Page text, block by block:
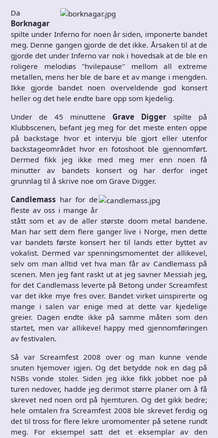
Da
Borknagar
spilte under Inferno for noen år siden, imponerte bandet
meg. Denne gangen gjorde de det ikke. Årsaken til at de
gjorde det under Inferno var nok i hovedsak at de ble en
roligere melodiøs "hvilepause" mellom all extreme
metallen, mens her ble de bare et av mange i mengden.
Ikke gjorde bandet noen overveldende god konsert
heller og det hele endte bare opp som kjedelig.
Under de 45 minuttene Grave Digger spilte på
Klubbscenen, befant jeg meg for det meste enten oppe
på backstage hvor et intervju ble gjort eller utenfor
backstageområdet hvor en fotoshoot ble gjennomført.
Dermed fikk jeg ikke med meg mer enn noen få
minutter av bandets konsert og har derfor inget
grunnlag til å skrive noe om Grave Digger.
Candlemass har for de
fleste av oss i mange år
stått som et av de aller største doom metal bandene.
Man har sett dem flere ganger live i Norge, men dette
var bandets første konsert her til lands etter byttet av
vokalist. Dermed var spenningsmomentet der allikevel,
selv om man alltid vet hva man får av Candlemass på
scenen. Men jeg fant raskt ut at jeg savner Messiah jeg,
for det Candlemass leverte på Betong under Screamfest
var det ikke mye fres over. Bandet virket uinspirerte og
mange i salen var enige med at dette var kjedelige
greier. Dagen endte ikke på samme måten som den
startet, men var allikevel happy med gjennomføringen
av festivalen.
Så var Screamfest 2008 over og man kunne vende
snuten hjemover igjen. Og det betydde nok en dag på
NSBs vonde stoler. Siden jeg ikke fikk jobbet noe på
turen nedover, hadde jeg derimot større planer om å få
skrevet ned noen ord på hjemturen. Og det gikk bedre;
hele omtalen fra Screamfest 2008 ble skrevet ferdig og
det til tross for flere lekre uromomenter på setene rundt
meg. For eksempel satt det et eksemplar av den